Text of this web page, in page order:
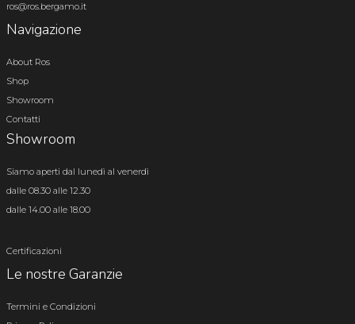
ros@ros.bergamo.it
Navigazione
About Ros
Shop
Showroom
Contatti
Showroom
Siamo aperti dal lunedì al venerdì
dalle 08.30 alle 12.30
dalle 14.00 alle 18.00
Certificazioni
Le nostre Garanzie
Termini e Condizioni